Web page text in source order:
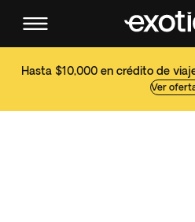
Hasta $10,000 en crédito de
Ver